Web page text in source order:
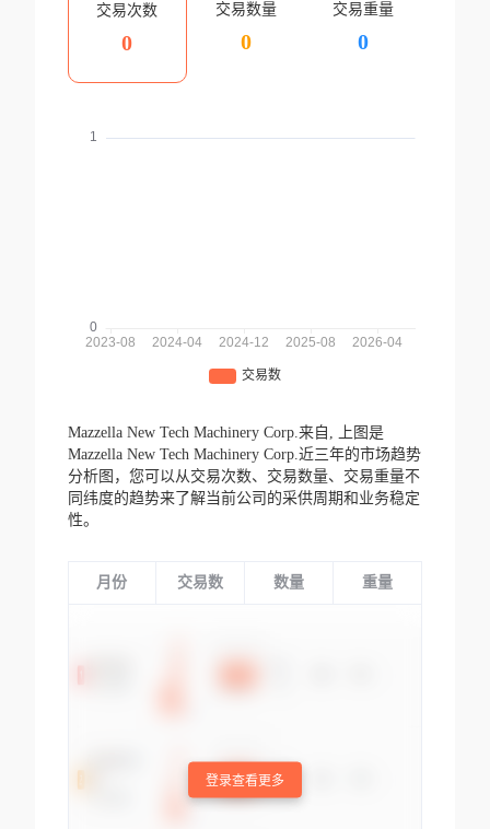
交易次数
0
交易数量
0
交易重量
0
Mazzella New Tech Machinery Corp.来自,
上图是
Mazzella New Tech Machinery Corp.近三年的市场趋势
分析图，您可以从交易次数、交易数量、交易重量不
同纬度的趋势来了解当前公司的采供周期和业务稳定
性。
月份 交易数 数量 重量
登录查看更多